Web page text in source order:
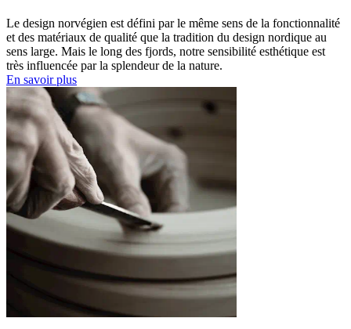
Le design norvégien est défini par le même sens de la fonctionnalité
et des matériaux de qualité que la tradition du design nordique au
sens large. Mais le long des fjords, notre sensibilité esthétique est
très influencée par la splendeur de la nature.
En savoir plus